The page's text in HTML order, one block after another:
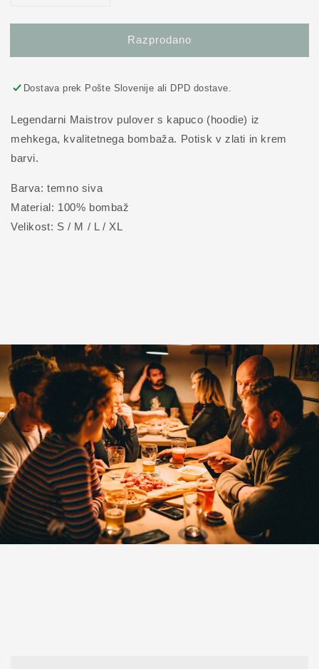
za
Maistrov
pulover
za
izdelek
Maistrov
pulover
Razprodano
Dostava prek Pošte Slovenije ali DPD dostave.
Legendarni Maistrov pulover s kapuco (hoodie) iz
mehkega, kvalitetnega bombaža. Potisk v zlati in krem
barvi.
Barva: temno siva
Material: 100% bombaž
Velikost: S / M / L / XL